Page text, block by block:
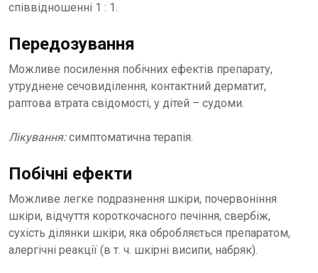
співвідношенні 1 : 1.
Передозування
Можливе посилення побічних ефектів препарату,
утруднене сечовиділення, контактний дерматит,
раптова втрата свідомості, у дітей – судоми.
Лікування:симптоматична терапія.
Побічні ефекти
Можливе легке подразнення шкіри, почервоніння
шкіри, відчуття короткочасного печіння, свербіж,
сухість ділянки шкіри, яка обробляється препаратом,
алергічні реакції (в т. ч. шкірні висипи, набряк).